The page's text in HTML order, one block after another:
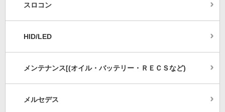
スロコン
HID/LED
メンテナンス[(オイル・バッテリー・ＲＥＣＳなど)
メルセデス